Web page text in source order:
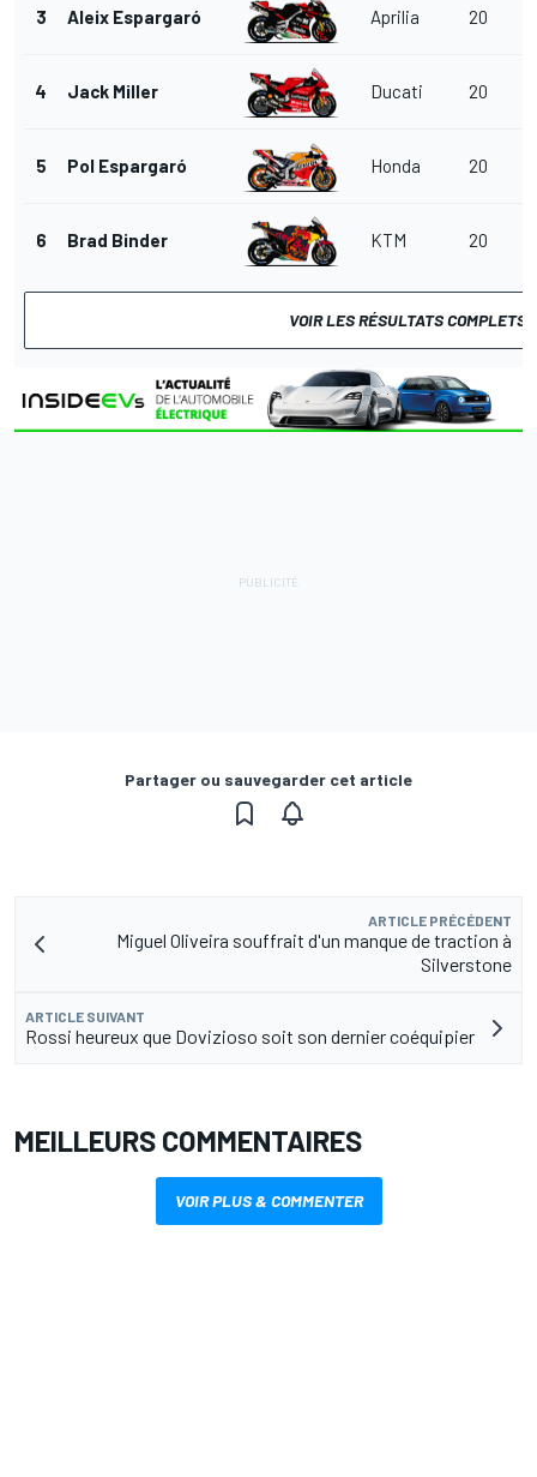
3 Aleix Espargaró Aprilia 20
4 Jack Miller Ducati 20
5 Pol Espargaró Honda 20
6 Brad Binder KTM 20
VOIR LES RÉSULTATS COMPLETS
Partager ou sauvegarder cet article
ARTICLE PRÉCÉDENT
Miguel Oliveira souffrait d'un manque de traction à
Silverstone
ARTICLE SUIVANT
Rossi heureux que Dovizioso soit son dernier coéquipier
MEILLEURS COMMENTAIRES
VOIR PLUS & COMMENTER